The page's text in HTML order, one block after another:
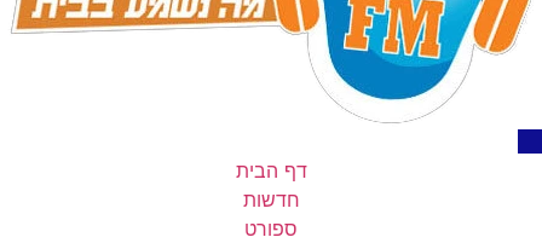
דף הבית
חדשות
ספורט